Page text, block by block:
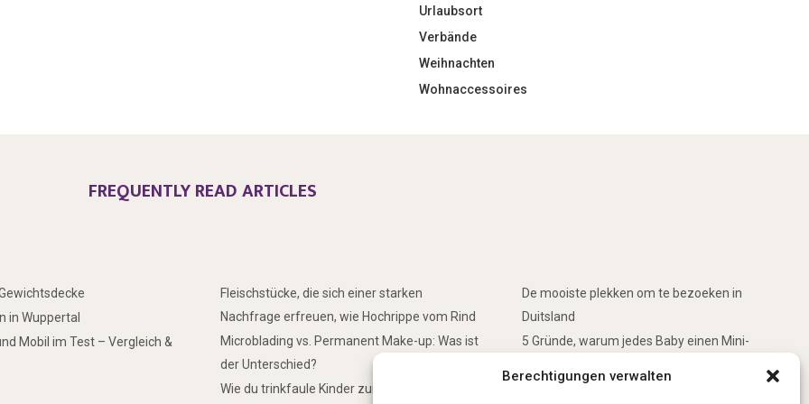
Berechtigungen verwalten
Urlaubsort
Verbände
Weihnachten
Wohnaccessoires
FREQUENTLY READ ARTICLES
in Wuppertal
Mobil im Test – Vergleich &
Fleischstücke, die sich einer starken
Nachfrage erfreuen, wie Hochrippe vom Rind
Microblading vs. Permanent Make-up: Was ist
der Unterschied?
Wie du trinkfaule Kinder zum Trinken
De mooiste plekken om te bezoeken in
Duitsland
5 Gründe, warum jedes Baby einen Mini-